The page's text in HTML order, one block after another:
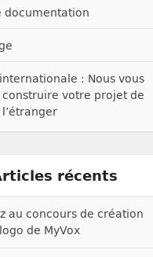
documentation
: Nous vous
construire votre projet de
récents
au concours de création
de MyVox